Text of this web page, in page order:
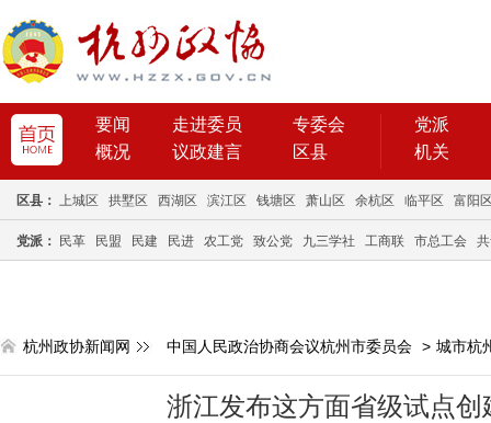
要闻 走进委员
专委会
概况
议政建言 区县
党派
机关
区县： 上城区 拱墅区 西湖区 滨江区 钱塘区 萧山区 余杭区 临平区 富阳
党派： 民革 民盟 民建 民进 农工党 致公党 九三学社 工商联 市总工会
杭州政协新闻网 中国人民政治协商会议杭州市委员会 > 城市杭
浙江发布这方面省级试点